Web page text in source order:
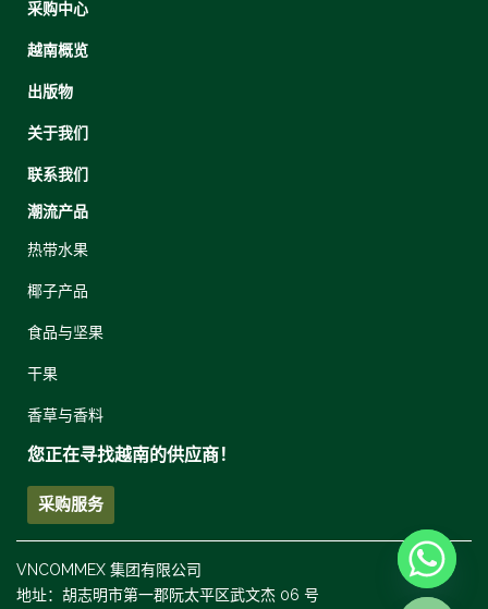
采购中心
越南概览
出版物
关于我们
联系我们
潮流产品
热带水果
椰子产品
食品与坚果
干果
香草与香料
您正在寻找越南的供应商！
采购服务
VNCOMMEX 集团有限公司
地址：胡志明市第一郡阮太平区武文杰 06 号